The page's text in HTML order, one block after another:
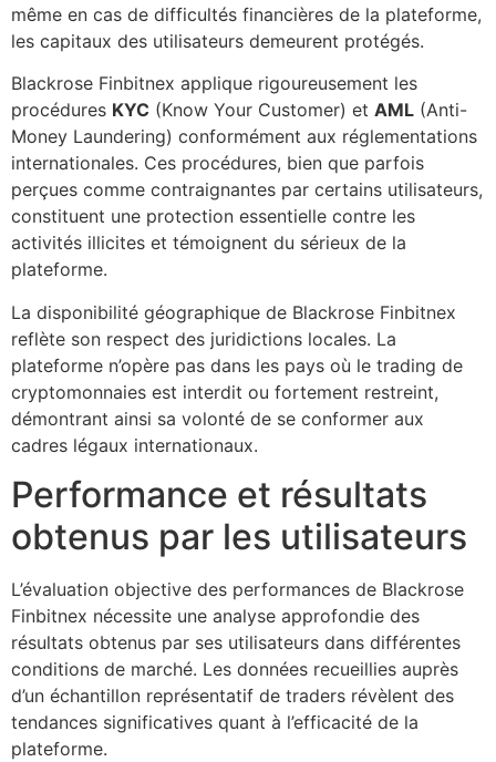
même en cas de difficultés financières de la plateforme,
les capitaux des utilisateurs demeurent protégés.
Blackrose Finbitnex applique rigoureusement les
procédures KYC (Know Your Customer) et AML (Anti-
Money Laundering) conformément aux réglementations
internationales. Ces procédures, bien que parfois
perçues comme contraignantes par certains utilisateurs,
constituent une protection essentielle contre les
activités illicites et témoignent du sérieux de la
plateforme.
La disponibilité géographique de Blackrose Finbitnex
reflète son respect des juridictions locales. La
plateforme n’opère pas dans les pays où le trading de
cryptomonnaies est interdit ou fortement restreint,
démontrant ainsi sa volonté de se conformer aux
cadres légaux internationaux.
Performance et résultats
obtenus par les utilisateurs
L’évaluation objective des performances de Blackrose
Finbitnex nécessite une analyse approfondie des
résultats obtenus par ses utilisateurs dans différentes
conditions de marché. Les données recueillies auprès
d’un échantillon représentatif de traders révèlent des
tendances significatives quant à l’efficacité de la
plateforme.